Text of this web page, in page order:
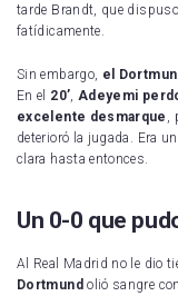
tarde Brandt, que
fatídicamente.
Sin embargo, el
En el 20’ Adeyemi
excelente desmarque
deterioró la jugada. Era
clara hasta entonces.
Un 0-0 que
Al Real Madrid no le dio
Dortmund olió sangre